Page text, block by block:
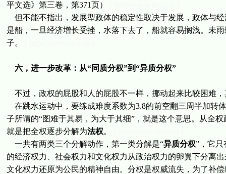
平文选》第三卷，第371页）
但不能不指出，发展型政体的稳定性取决于发展，政体与
是船，一旦经济增长受挫，水落下去了，船就容易搁浅。未
子。
六，进一步改革：从“同质分权”到“异质分权”
不过，政权的屁股和人的屁股不一样，挪动起来比较困难
在跳水运动中，要练成难度系数为3.8的前空翻三周半加转
子所谓的“图难于其易，为大于其细”，就是这个意思。从全
就是把全权逐步分解为法权。
一共有两类三个分解动作，第一类分解是“异质分权”，它
的经济权力、社会权力和文化权力从政治权力的卵翼下分离
文化权力还原为公民的精神自由。分权是权威流失，为了补